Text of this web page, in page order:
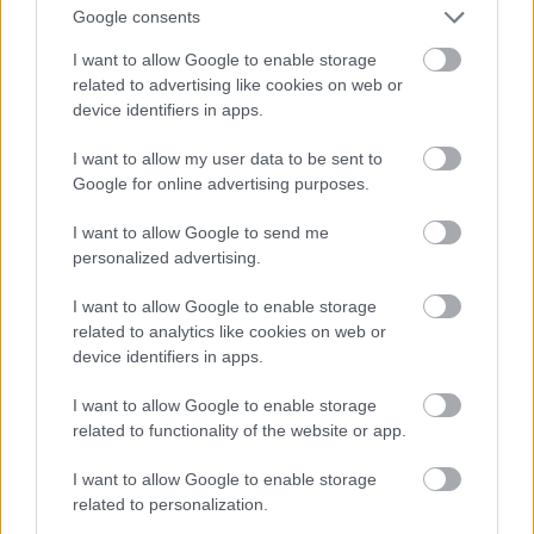
Google consents
I want to allow Google to enable storage
related to advertising like cookies on web or
device identifiers in apps.
I want to allow my user data to be sent to
Google for online advertising purposes.
I want to allow Google to send me
personalized advertising.
I want to allow Google to enable storage
related to analytics like cookies on web or
device identifiers in apps.
I want to allow Google to enable storage
related to functionality of the website or app.
I want to allow Google to enable storage
related to personalization.
izpildi jau saplānotiem pasākumiem un neradīt
papildu risku 3% no IKP robežas pārsniegšanai.
Turklāt pie situācijas, ja budžeta ieņēmumi
2025.gadā nepildīsies kā plānots, jau šobrīd var
veidoties situācija, ka jāveic pasākumi izdevumu
pasākumi nedrīkst palielināt vispārējās valdības
gadiem.
Ministru kabinets ir vairākkārt uzdevis Satiksmes
ministrijai piedāvāt risinājumus, lai ierobežotu
sabiedriskā transporta pakalpojuma sniedzējiem
kompensējamos zaudējumus un mazinātu ietekmi
Atcelt Ziņot